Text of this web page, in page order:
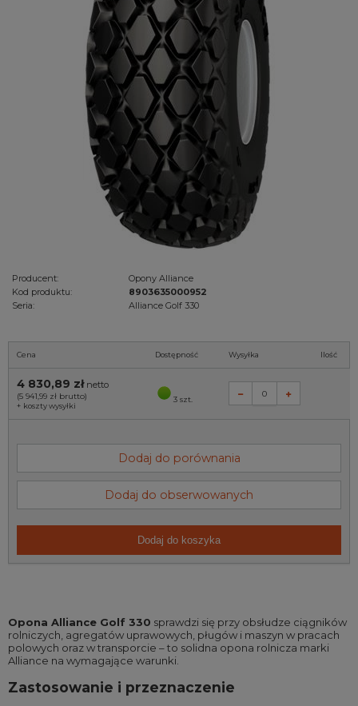
Wyszukaj
Producent:
Opony Alliance
Kod produktu:
8903635000952
Seria:
Alliance Golf 330
Cena Dostępność Wysyłka Ilość
4 830,89 złnetto
(5 941,99 zł brutto)
+ koszty wysyłki
3 szt.
Dodaj do porównania
Dodaj do obserwowanych
Dodaj do koszyka
Opona Alliance Golf 330 sprawdzi się przy obsłudze ciągników
rolniczych, agregatów uprawowych, pługów i maszyn w pracach
polowych oraz w transporcie – to solidna opona rolnicza marki
Alliance na wymagające warunki.
Zastosowanie i przeznaczenie